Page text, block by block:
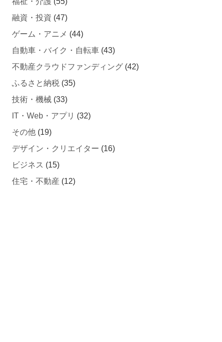
融資・投資 (47)
ゲーム・アニメ
自動車・バイク・自転車
不動産クラウドファンディング
ふるさと納税 (35)
技術・機械(33)
IT・Web・アプリ
その他(19)
デザイン・クリエイター
ビジネス (15)
住宅・不動産